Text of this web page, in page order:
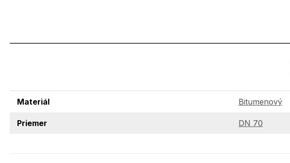
Materiál Bitumenový
Priemer DN 70